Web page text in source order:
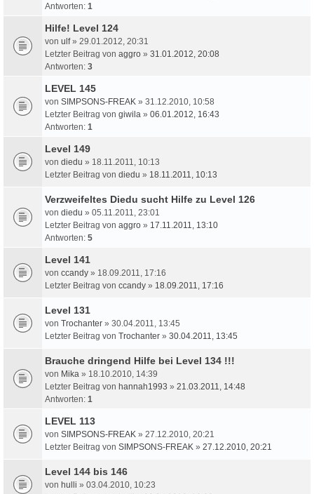
Antworten: 1
Hilfe! Level 124
von ulf» 29.01.2012, 20:31
Letzter Beitrag von aggro » 31.01.2012, 20:08
Antworten: 3
LEVEL 145
von SIMPSONS-FREAK » 31.12.2010, 10:58
Letzter Beitrag von giwila » 06.01.2012, 16:43
Antworten: 1
Level 149
von diedu » 18.11.2011, 10:13
Letzter Beitrag von diedu » 18.11.2011, 10:13
Verzweifeltes Diedu sucht Hilfe zu Level 126
von diedu » 05.11.2011, 23:01
Letzter Beitrag von aggro » 17.11.2011, 13:10
Antworten: 5
Level 141
von ccandy » 18.09.2011, 17:16
Letzter Beitrag von ccandy » 18.09.2011, 17:16
Level 131
von Trochanter » 30.04.2011, 13:45
Letzter Beitrag von Trochanter » 30.04.2011, 13:45
Brauche dringend Hilfe bei Level 134 !!!
von Mika » 18.10.2010, 14:39
Letzter Beitrag von hannah1993 » 21.03.2011, 14:48
Antworten: 1
LEVEL 113
von SIMPSONS-FREAK » 27.12.2010, 20:21
Letzter Beitrag von SIMPSONS-FREAK » 27.12.2010, 20:21
Level 144 bis 146
von hulli » 03.04.2010, 10:23